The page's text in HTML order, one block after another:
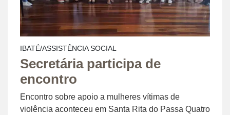
IBATÉ/ASSISTÊNCIA SOCIAL
Secretária participa de
encontro
Encontro sobre apoio a mulheres vítimas de
violência aconteceu em Santa Rita do Passa Quatro